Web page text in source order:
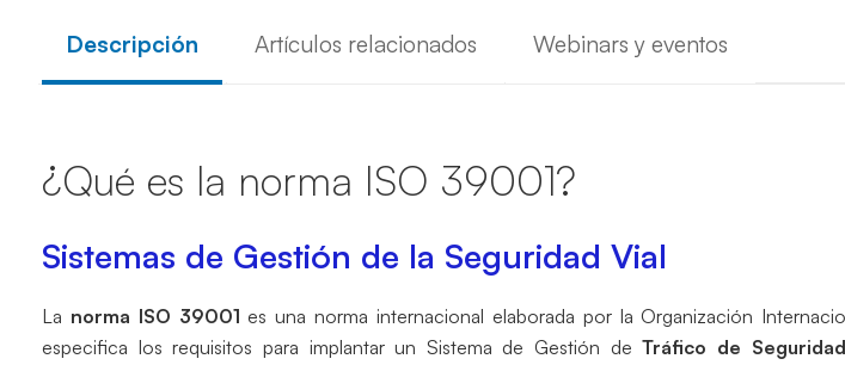
Descripción Artículos relacionados Webinars y eventos
¿Qué es la norma ISO 39001?
Sistemas de Gestión de la Seguridad Vial
La norma ISO 39001 es una norma internacional elaborada por la Organización
especifica los requisitos para implantar un Sistema de Gestión deTráfico de